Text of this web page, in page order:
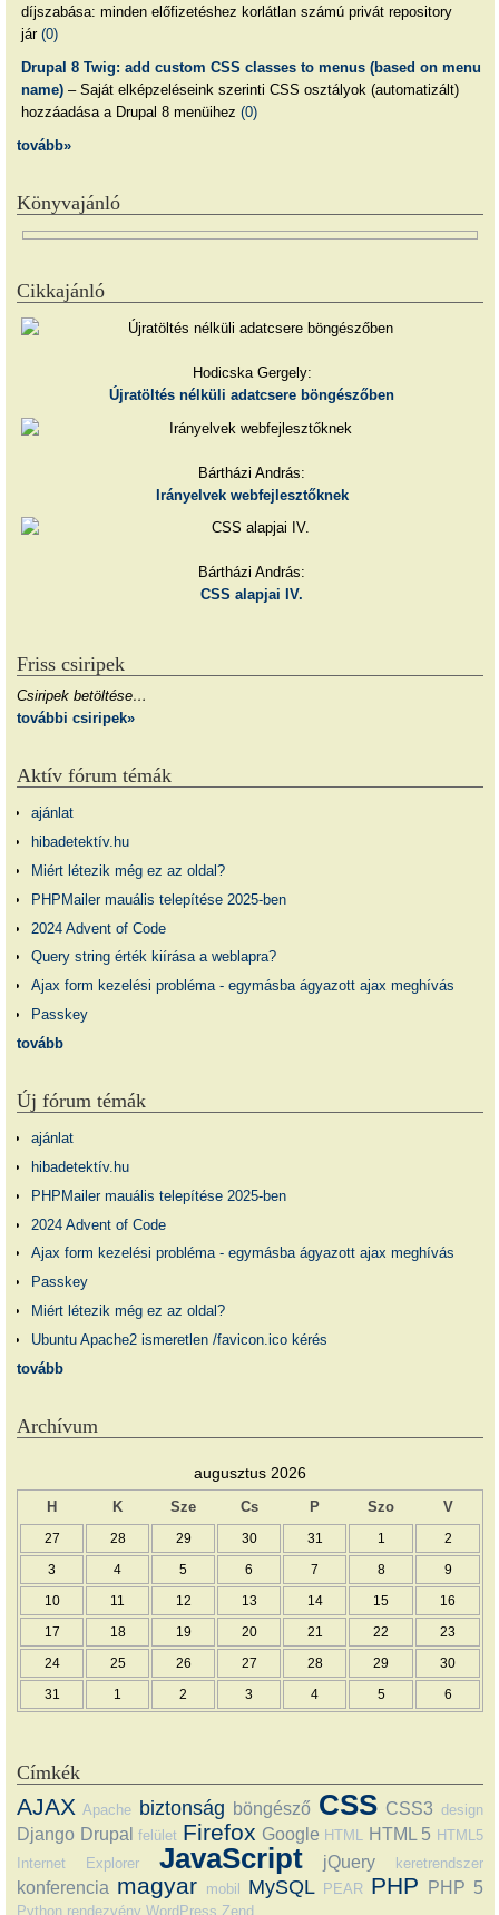
díjszabása: minden előfizetéshez korlátlan számú privát repository
jár (0)
Drupal 8 Twig: add custom CSS classes to menus (based on menu
name)– Saját elképzeléseink szerinti CSS osztályok (automatizált)
hozzáadása a Drupal 8 menüihez (0)
tovább»
Könyvajánló
Cikkajánló
Hodicska Gergely:
Újratöltés nélküli adatcsere böngészőben
Bártházi András:
Irányelvek webfejlesztőknek
Bártházi András:
CSS alapjai IV.
Friss csiripek
Csiripek betöltése…
további csiripek»
Aktív fórum témák
ajánlat
hibadetektív.hu
Miért létezik még ez az oldal?
PHPMailer mauális telepítése 2025-ben
2024 Advent of Code
Query string érték kiírása a weblapra?
Ajax form kezelési probléma - egymásba ágyazott ajax meghívás
Passkey
tovább
Új fórum témák
ajánlat
hibadetektív.hu
PHPMailer mauális telepítése 2025-ben
2024 Advent of Code
Ajax form kezelési probléma - egymásba ágyazott ajax meghívás
Passkey
Miért létezik még ez az oldal?
Ubuntu Apache2 ismeretlen /favicon.ico kérés
tovább
Archívum
augusztus 2026
H K Sze Cs P Szo V
27 28 29 30 31 1 2
3 4 5 6 7 8 9
10 11 12 13 14 15 16
17 18 19 20 21 22 23
24 25 26 27 28 29 30
31 1 2 3 4 5 6
Címkék
AJAX Apache biztonság böngésző CSS CSS3 design
Django Drupal felület Firefox Google HTML HTML 5 HTML5
Internet Explorer
JavaScript jQuery keretrendszer
konferencia magyar mobil MySQL PEAR PHP PHP 5
Python rendezvény WordPress Zend